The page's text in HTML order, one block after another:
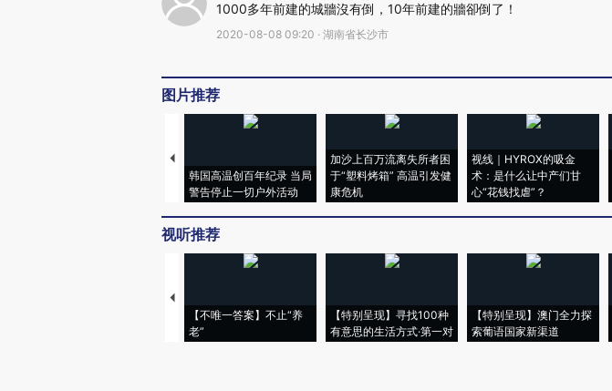
1000多年前建的城牆沒有倒，10年前建的牆卻倒了！
2020-08-08 09:20 · 湖南省长沙市
图片推荐
韩国高温创百年纪录 当局
警告停止一切户外活动
加沙上百万流离失所者困
于“塑料烤箱” 高温引发健
康危机
视线｜HYROX的吸金
术：是什么让中产们甘
心“花钱找虐”？
视听推荐
【不唯一答案】不止“养
老”
【特别呈现】寻找100种
有意思的生活方式·第一对
【特别呈现】澳门全力探
索葡语国家新渠道